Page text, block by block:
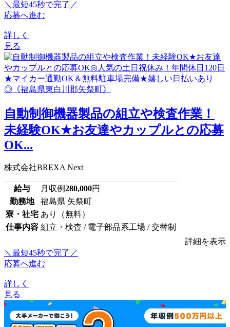
＼最短45秒で完了／
応募へ進む
詳しく
見る
自動制御機器製品の組立や検査作業！
未経験OK★お友達やカップルとの応募
OK...
株式会社BREXA Next
給与 月収例280,000円
勤務地
福島県 矢祭町
寮・社宅 あり（無料）
仕事内容 組立・検査 / 電子部品系工場 / 交替制
詳細を表示
＼最短45秒で完了／
応募へ進む
詳しく
見る